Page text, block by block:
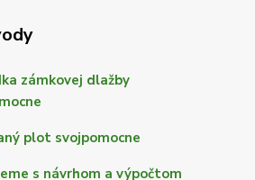
zámkovej dlažby
plot svojpomocne
s návrhom a výpočtom